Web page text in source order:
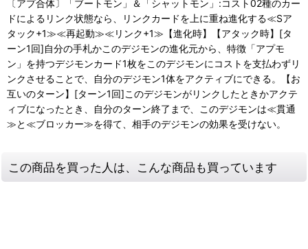
〔アプ合体〕「ブートモン」＆「シャットモン」:コスト02種のカー
ドによるリンク状態なら、リンクカードを上に重ね進化する≪Sア
タック+1≫≪再起動≫≪リンク+1≫【進化時】【アタック時】[タ
ーン1回]自分の手札かこのデジモンの進化元から、特徴「アプモ
ン」を持つデジモンカード1枚をこのデジモンにコストを支払わずリ
ンクさせることで、自分のデジモン1体をアクティブにできる。【お
互いのターン】[ターン1回]このデジモンがリンクしたときかアクテ
ィブになったとき、自分のターン終了まで、このデジモンは≪貫通
≫と≪ブロッカー≫を得て、相手のデジモンの効果を受けない。
この商品を買った人は、こんな商品も買っています